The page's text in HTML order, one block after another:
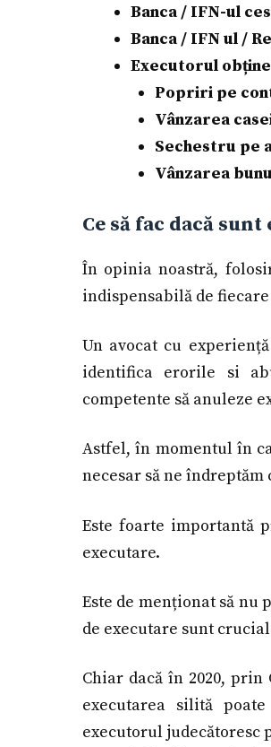
Banca / IFN-ul
Banca / IFN ul /
Executorul
Popriri pe
Vânzarea
Sechestru pe
Vânzarea
Ce să fac dacă
În opinia noastră,
indispensabilă de
Un avocat cu
identifica erorile si
competente să anuleze
Astfel, în momentul în
necesar să ne
Este foarte importantă
executare.
Este de menționat să
de executare sunt
Chiar dacă în 2020, prin
executarea silită
executorul judecătoresc